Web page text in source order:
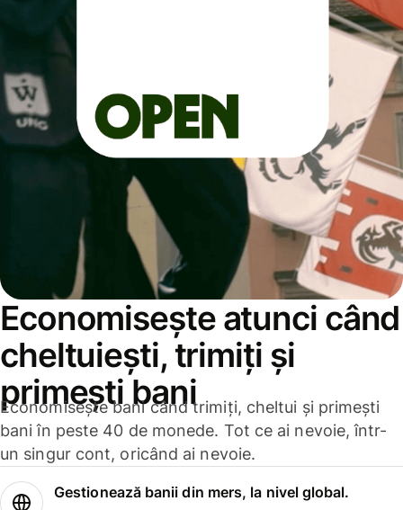
Economisește atunci când
cheltuiești, trimiți și
primești bani
Economisește bani când trimiți, cheltui și primești
bani în peste 40 de monede. Tot ce ai nevoie, într-
un singur cont, oricând ai nevoie.
Gestionează banii din mers, la nivel global.